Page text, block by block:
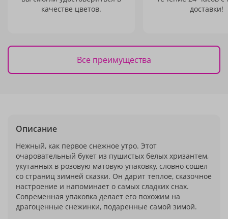
качестве цветов.
доставки!
Все преимущества
Описание
Нежный, как первое снежное утро. Этот
очаровательный букет из пушистых белых хризантем,
укутанных в розовую матовую упаковку, словно сошел
со страниц зимней сказки. Он дарит теплое, сказочное
настроение и напоминает о самых сладких снах.
Современная упаковка делает его похожим на
драгоценные снежинки, подаренные самой зимой.